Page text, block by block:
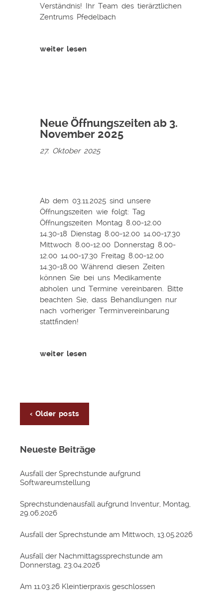
Verständnis! Ihr Team des tierärztlichen
Zentrums Pfedelbach
weiter lesen
Neue Öffnungszeiten ab 3.
November 2025
27. Oktober 2025
Ab dem 03.11.2025 sind unsere
Öffnungszeiten wie folgt: Tag
Öffnungszeiten Montag 8.00-12.00
14.30-18 Dienstag 8.00-12.00 14.00-17.30
Mittwoch 8.00-12.00 Donnerstag 8.00-
12.00 14.00-17.30 Freitag 8.00-12.00
14.30-18.00 Während diesen Zeiten
können Sie bei uns Medikamente
abholen und Termine vereinbaren. Bitte
beachten Sie, dass Behandlungen nur
nach vorheriger Terminvereinbarung
stattfinden!
weiter lesen
‹ Older posts
Neueste Beiträge
Ausfall der Sprechstunde aufgrund
Softwareumstellung
Sprechstundenausfall aufgrund Inventur, Montag,
29.06.2026
Ausfall der Sprechstunde am Mittwoch, 13.05.2026
Ausfall der Nachmittagssprechstunde am
Donnerstag, 23.04.2026
Am 11.03.26 Kleintierpraxis geschlossen